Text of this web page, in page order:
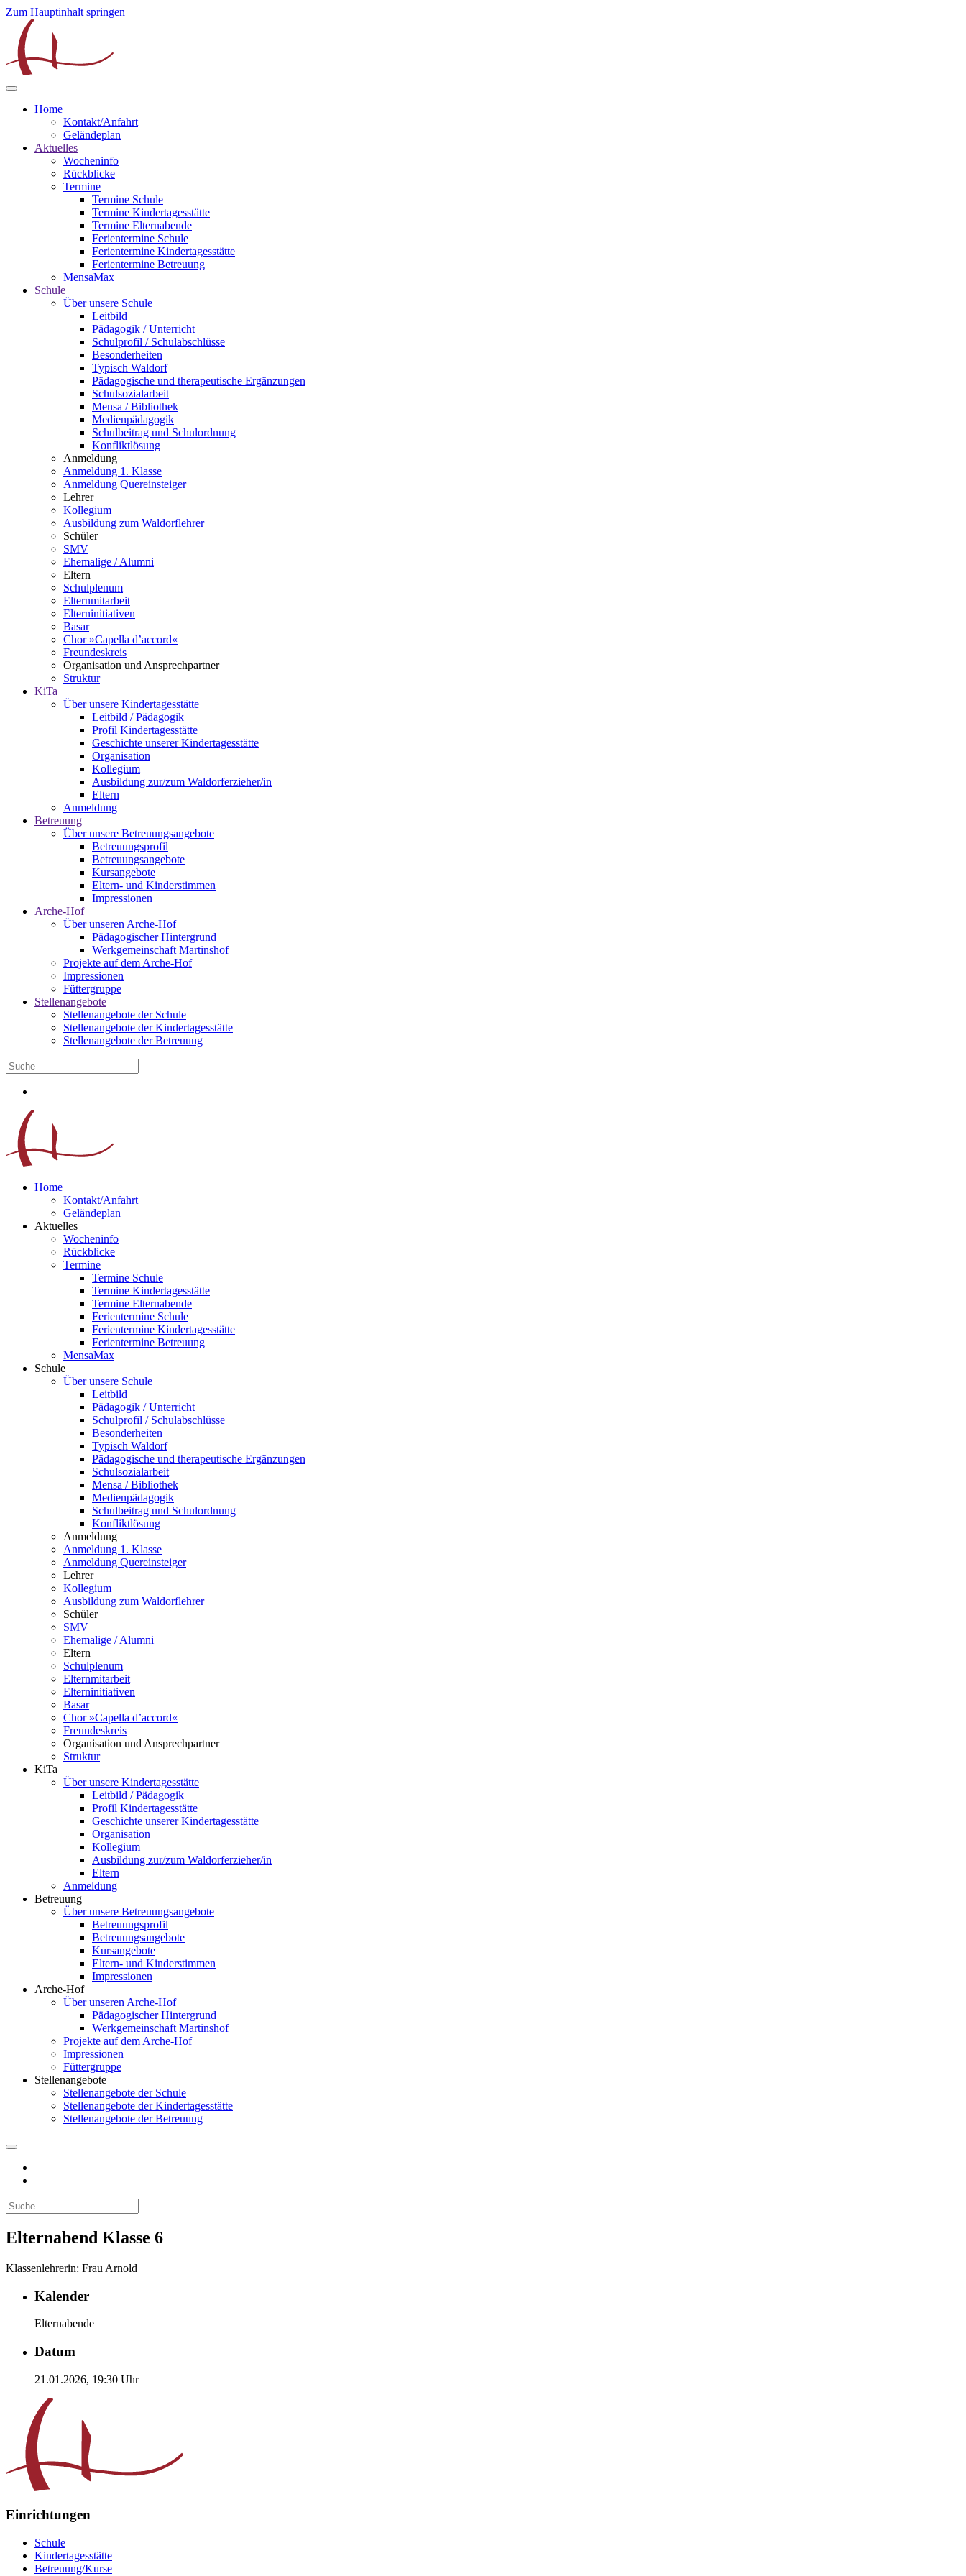
Zum Hauptinhalt springen
Home
Kontakt/Anfahrt
Geländeplan
Aktuelles
Wocheninfo
Rückblicke
Termine
Termine Schule
Termine Kindertagesstätte
Termine Elternabende
Ferientermine Schule
Ferientermine Kindertagesstätte
Ferientermine Betreuung
MensaMax
Schule
Über unsere Schule
Leitbild
Pädagogik / Unterricht
Schulprofil / Schulabschlüsse
Besonderheiten
Typisch Waldorf
Pädagogische und therapeutische Ergänzungen
Schulsozialarbeit
Mensa / Bibliothek
Medienpädagogik
Schulbeitrag und Schulordnung
Konfliktlösung
Anmeldung
Anmeldung 1. Klasse
Anmeldung Quereinsteiger
Lehrer
Kollegium
Ausbildung zum Waldorflehrer
Schüler
SMV
Ehemalige / Alumni
Eltern
Schulplenum
Elternmitarbeit
Elterninitiativen
Basar
Chor »Capella d’accord«
Freundeskreis
Organisation und Ansprechpartner
Struktur
KiTa
Über unsere Kindertagesstätte
Leitbild / Pädagogik
Profil Kindertagesstätte
Geschichte unserer Kindertagesstätte
Organisation
Kollegium
Ausbildung zur/zum Waldorferzieher/in
Eltern
Anmeldung
Betreuung
Über unsere Betreuungsangebote
Betreuungsprofil
Betreuungsangebote
Kursangebote
Eltern- und Kinderstimmen
Impressionen
Arche-Hof
Über unseren Arche-Hof
Pädagogischer Hintergrund
Werkgemeinschaft Martinshof
Projekte auf dem Arche-Hof
Impressionen
Füttergruppe
Stellenangebote
Stellenangebote der Schule
Stellenangebote der Kindertagesstätte
Stellenangebote der Betreuung
Home
Kontakt/Anfahrt
Geländeplan
Aktuelles
Wocheninfo
Rückblicke
Termine
Termine Schule
Termine Kindertagesstätte
Termine Elternabende
Ferientermine Schule
Ferientermine Kindertagesstätte
Ferientermine Betreuung
MensaMax
Schule
Über unsere Schule
Leitbild
Pädagogik / Unterricht
Schulprofil / Schulabschlüsse
Besonderheiten
Typisch Waldorf
Pädagogische und therapeutische Ergänzungen
Schulsozialarbeit
Mensa / Bibliothek
Medienpädagogik
Schulbeitrag und Schulordnung
Konfliktlösung
Anmeldung
Anmeldung 1. Klasse
Anmeldung Quereinsteiger
Lehrer
Kollegium
Ausbildung zum Waldorflehrer
Schüler
SMV
Ehemalige / Alumni
Eltern
Schulplenum
Elternmitarbeit
Elterninitiativen
Basar
Chor »Capella d’accord«
Freundeskreis
Organisation und Ansprechpartner
Struktur
KiTa
Über unsere Kindertagesstätte
Leitbild / Pädagogik
Profil Kindertagesstätte
Geschichte unserer Kindertagesstätte
Organisation
Kollegium
Ausbildung zur/zum Waldorferzieher/in
Eltern
Anmeldung
Betreuung
Über unsere Betreuungsangebote
Betreuungsprofil
Betreuungsangebote
Kursangebote
Eltern- und Kinderstimmen
Impressionen
Arche-Hof
Über unseren Arche-Hof
Pädagogischer Hintergrund
Werkgemeinschaft Martinshof
Projekte auf dem Arche-Hof
Impressionen
Füttergruppe
Stellenangebote
Stellenangebote der Schule
Stellenangebote der Kindertagesstätte
Stellenangebote der Betreuung
Elternabend Klasse 6
Klassenlehrerin: Frau Arnold
Kalender
Elternabende
Datum
21.01.2026, 19:30 Uhr
Einrichtungen
Schule
Kindertagesstätte
Betreuung/Kurse